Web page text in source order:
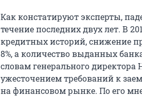
Как констатируют эксперты,
течение последних двух лет. В
кредитных историй, снижение
8%, а количество выданных
словам генерального директора
ужесточением требований к
на финансовом рынке. По его